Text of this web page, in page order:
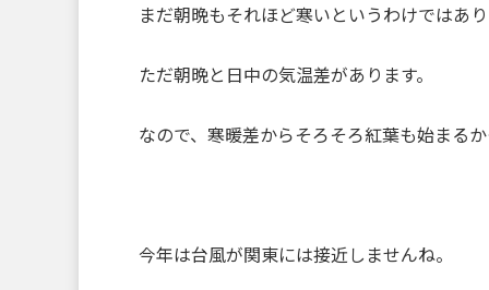
まだ朝晩もそれほど寒いというわけではあ
ただ朝晩と日中の気温差があります。
なので、寒暖差からそろそろ紅葉も始まる
今年は台風が関東には接近しませんね。